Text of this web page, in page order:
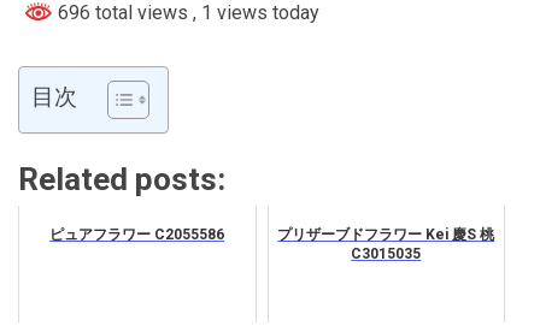
696 total views , 1 views today
目次
Related posts:
ピュアフラワー C2055586
プリザーブドフラワー Kei 慶S 桃
C3015035